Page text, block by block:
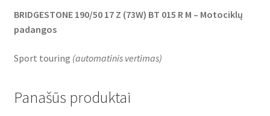
BRIDGESTONE 190/50 17 Z (73W) BT 015 R M – Motociklų
padangos
Sport touring (automatinis vertimas)
Panašūs produktai